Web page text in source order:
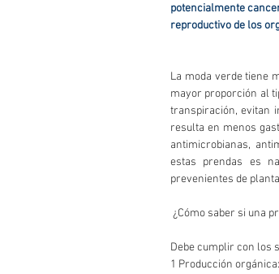
potencialmente
reproductivo de los
La moda verde tiene
mayor proporción al
transpiración, evitan
resulta en menos
antimicrobianas,
estas prendas es
prevenientes de
¿Cómo saber si una
Debe cumplir con los
1 Producción